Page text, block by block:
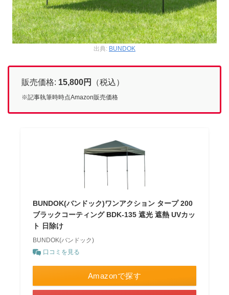
出典: BUNDOK
販売価格: 15,800円 （税込）
※記事執筆時時点Amazon販売価格
BUNDOK(バンドック)ワンアクション タープ 200
ブラックコーティング BDK-135 遮光 遮熱 UVカッ
ト 日除け
BUNDOK(バンドック)
口コミを見る
Amazonで探す